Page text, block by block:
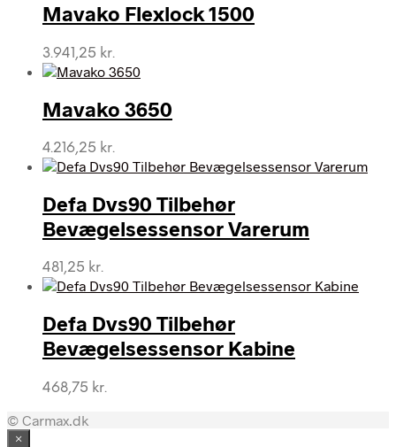
Mavako Flexlock 1500
3.941,25 kr.
Mavako 3650
4.216,25 kr.
Defa Dvs90 Tilbehør
Bevægelsessensor Varerum
481,25 kr.
Defa Dvs90 Tilbehør
Bevægelsessensor Kabine
468,75 kr.
© Carmax.dk
×